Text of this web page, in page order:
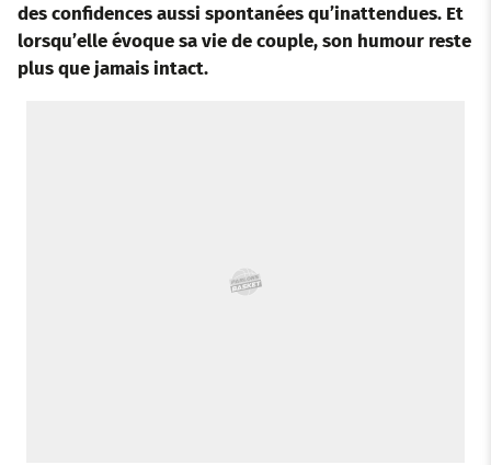
o
k
p
p
I
des confidences aussi spontanées qu’inattendues. Et
lorsqu’elle évoque sa vie de couple, son humour reste
plus que jamais intact.